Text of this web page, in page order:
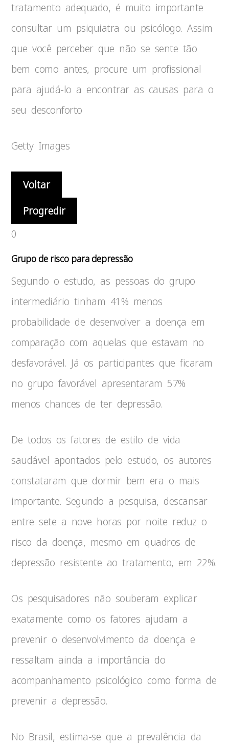
tratamento adequado, é muito importante
consultar um psiquiatra ou psicólogo. Assim
que você perceber que não se sente tão
bem como antes, procure um profissional
para ajudá-lo a encontrar as causas para o
seu desconforto
Getty Images
Voltar
Progredir
0
Grupo de risco para depressão
Segundo o estudo, as pessoas do grupo
intermediário tinham 41% menos
probabilidade de desenvolver a doença em
comparação com aquelas que estavam no
desfavorável. Já os participantes que ficaram
no grupo favorável apresentaram 57%
menos chances de ter depressão.
De todos os fatores de estilo de vida
saudável apontados pelo estudo, os autores
constataram que dormir bem era o mais
importante. Segundo a pesquisa, descansar
entre sete a nove horas por noite reduz o
risco da doença, mesmo em quadros de
depressão resistente ao tratamento, em 22%.
Os pesquisadores não souberam explicar
exatamente como os fatores ajudam a
prevenir o desenvolvimento da doença e
ressaltam ainda a importância do
acompanhamento psicológico como forma de
prevenir a depressão.
No Brasil, estima-se que a prevalência da